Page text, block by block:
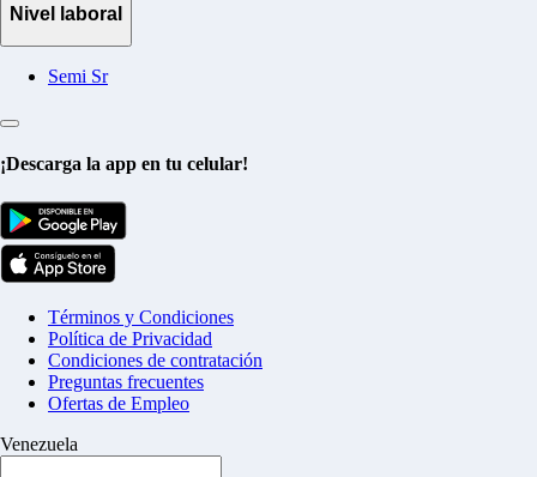
Nivel laboral
Semi Sr
¡Descarga la app en tu celular!
Términos y Condiciones
Política de Privacidad
Condiciones de contratación
Preguntas frecuentes
Ofertas de Empleo
Venezuela